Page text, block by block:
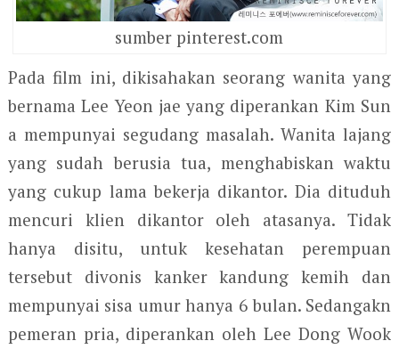
sumber pinterest.com
Pada film ini, dikisahakan seorang wanita yang
bernama Lee Yeon jae yang diperankan Kim Sun
a mempunyai segudang masalah. Wanita lajang
yang sudah berusia tua, menghabiskan waktu
yang cukup lama bekerja dikantor. Dia dituduh
mencuri klien dikantor oleh atasanya. Tidak
hanya disitu, untuk kesehatan perempuan
tersebut divonis kanker kandung kemih dan
mempunyai sisa umur hanya 6 bulan. Sedangakn
pemeran pria, diperankan oleh Lee Dong Wook